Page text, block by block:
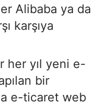
Alibaba ya da
karşıya
her yıl yeni e-
bir
e-ticaret web